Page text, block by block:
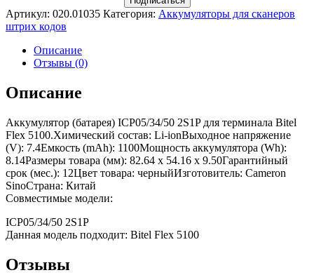
Артикул: 020.01035 Категория: Аккумуляторы для сканеров
штрих кодов
Описание
Отзывы (0)
Описание
Аккумулятор (батарея) ICP05/34/50 2S1P для терминала Bitel
Flex 5100.Химический состав: Li-ionВыходное напряжение
(V): 7.4Емкость (mAh): 1100Мощность аккумулятора (Wh):
8.14Размеры товара (мм): 82.64 x 54.16 x 9.50Гарантийный
срок (мес.): 12Цвет товара: черныйИзготовитель: Cameron
SinoСтрана: Китай
Совместимые модели:
ICP05/34/50 2S1P
Данная модель подходит: Bitel Flex 5100
Отзывы